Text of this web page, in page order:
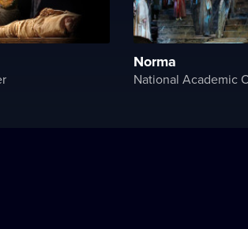
Norma